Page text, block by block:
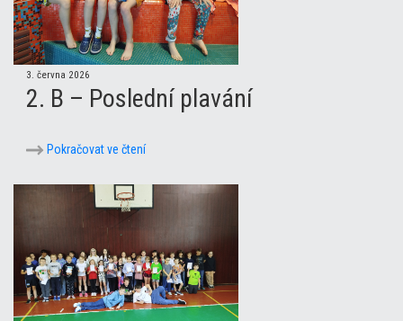
3. června 2026
2. B – Poslední plavání
Pokračovat ve čtení